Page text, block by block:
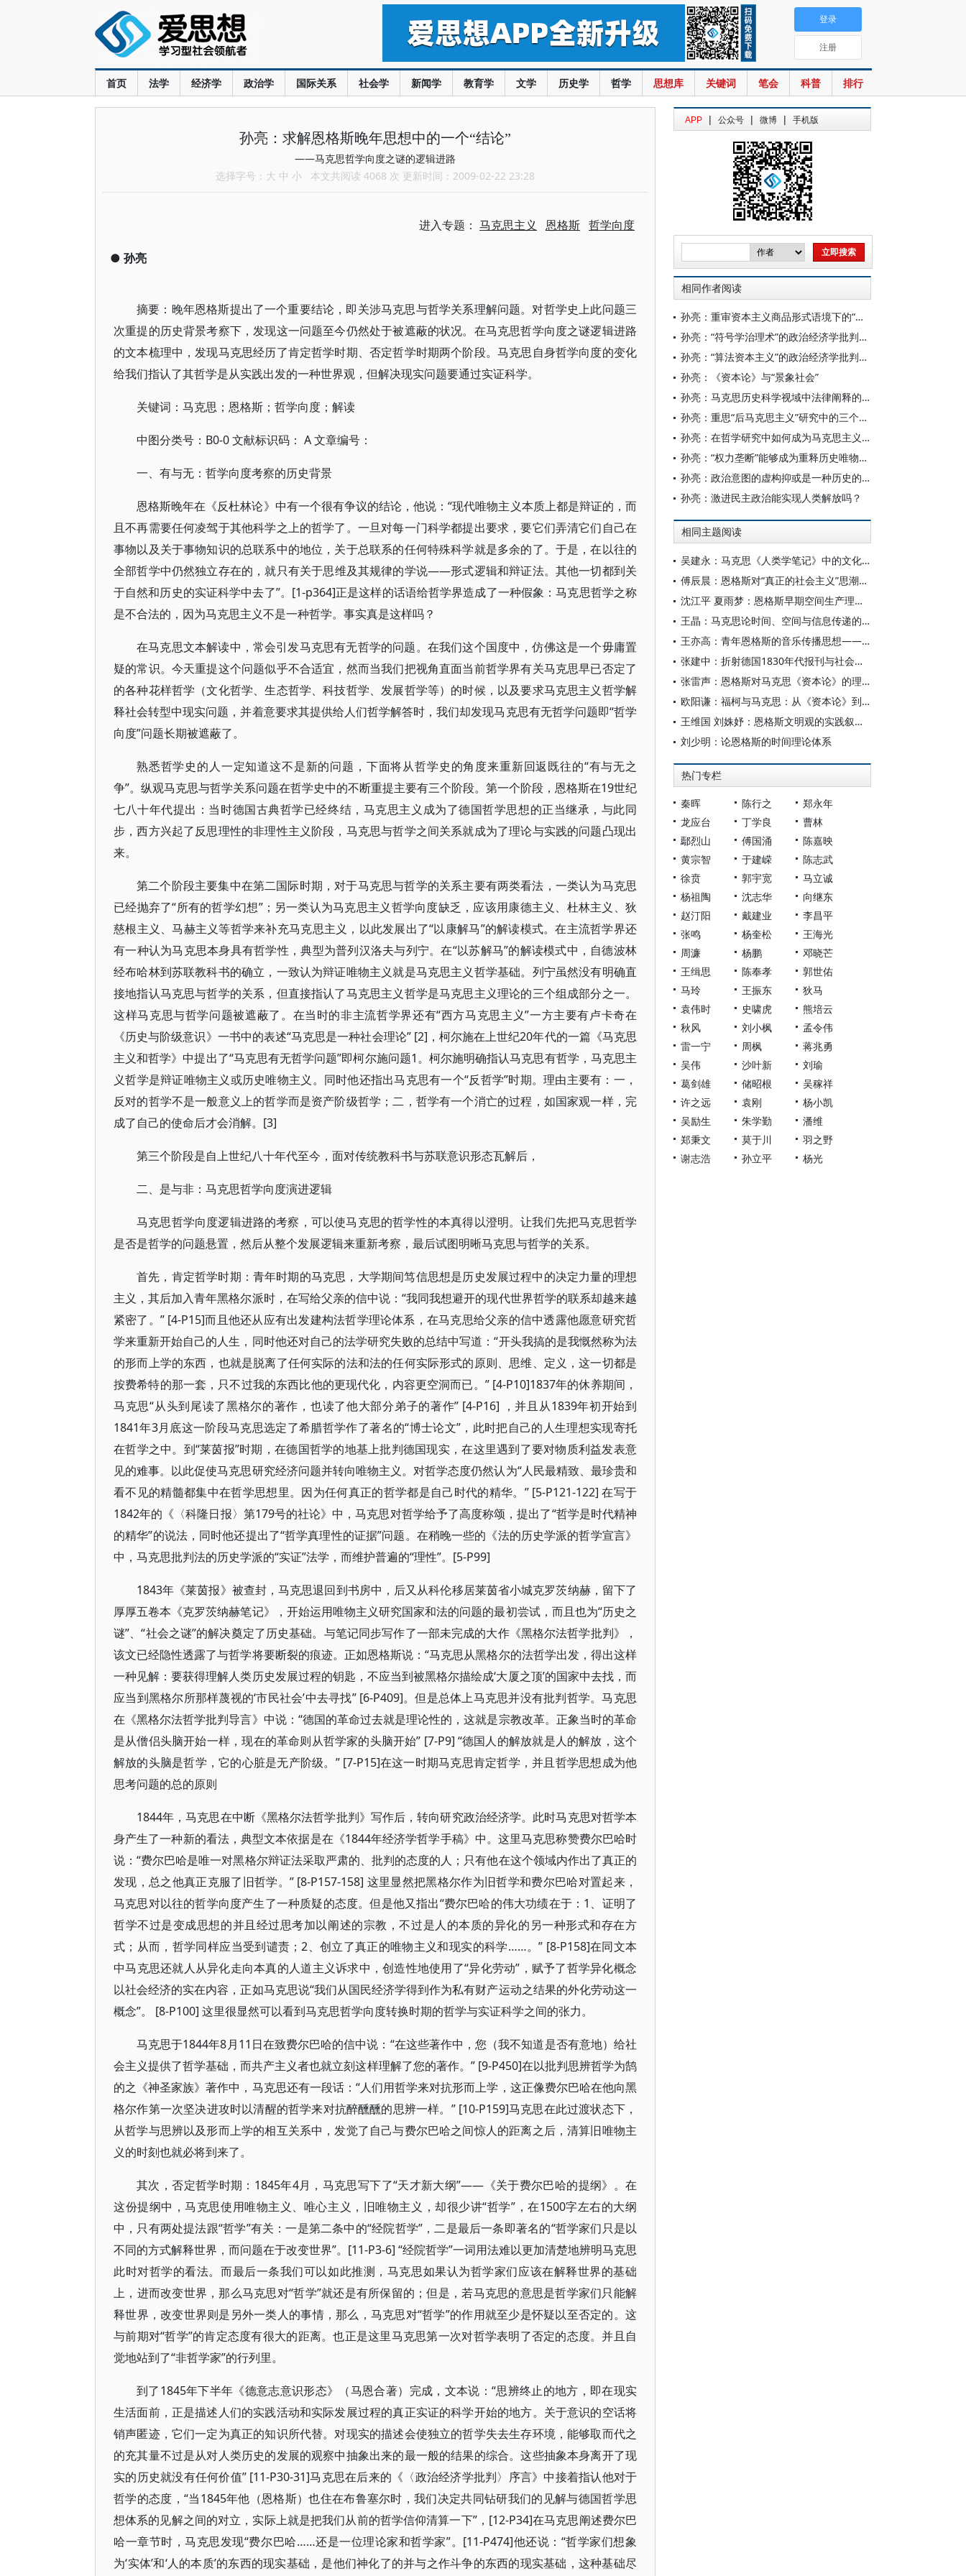
首页 法学 经济学 政治学 国际关系 社会学 新闻学 教育学 文学 历史学 哲学 思想库 关键词 笔会 科普 排行
登录
注册
孙亮：求解恩格斯晚年思想中的一个“结论”
——马克思哲学向度之谜的逻辑进路
选择字号： 大 中 小 本文共阅读 4068 次 更新时间：2009-02-22 23:28
进入专题： 马克思主义 恩格斯 哲学向度
● 孙亮
摘要：晚年恩格斯提出了一个重要结论，即关涉马克思与哲学关系理解问题。对哲学史上此问题三
次重提的历史背景考察下，发现这一问题至今仍然处于被遮蔽的状况。在马克思哲学向度之谜逻辑进路
的文本梳理中，发现马克思经历了肯定哲学时期、否定哲学时期两个阶段。马克思自身哲学向度的变化
给我们指认了其哲学是从实践出发的一种世界观，但解决现实问题要通过实证科学。
关键词：马克思；恩格斯；哲学向度；解读
中图分类号：B0-0 文献标识码： A 文章编号：
一、有与无：哲学向度考察的历史背景
恩格斯晚年在《反杜林论》中有一个很有争议的结论，他说：“现代唯物主义本质上都是辩证的，而
且不再需要任何凌驾于其他科学之上的哲学了。一旦对每一门科学都提出要求，要它们弄清它们自己在
事物以及关于事物知识的总联系中的地位，关于总联系的任何特殊科学就是多余的了。于是，在以往的
全部哲学中仍然独立存在的，就只有关于思维及其规律的学说——形式逻辑和辩证法。其他一切都到关
于自然和历史的实证科学中去了”。[1-p364]正是这样的话语给哲学界造成了一种假象：马克思哲学之称
是不合法的，因为马克思主义不是一种哲学。事实真是这样吗？
在马克思文本解读中，常会引发马克思有无哲学的问题。在我们这个国度中，仿佛这是一个毋庸置
疑的常识。今天重提这个问题似乎不合适宜，然而当我们把视角直面当前哲学界有关马克思早已否定了
的各种花样哲学（文化哲学、生态哲学、科技哲学、发展哲学等）的时候，以及要求马克思主义哲学解
释社会转型中现实问题，并着意要求其提供给人们哲学解答时，我们却发现马克思有无哲学问题即“哲学
向度”问题长期被遮蔽了。
熟悉哲学史的人一定知道这不是新的问题，下面将从哲学史的角度来重新回返既往的“有与无之
争”。纵观马克思与哲学关系问题在哲学史中的不断重提主要有三个阶段。第一个阶段，恩格斯在19世纪
七八十年代提出：当时德国古典哲学已经终结，马克思主义成为了德国哲学思想的正当继承，与此同
步，西方兴起了反思理性的非理性主义阶段，马克思与哲学之间关系就成为了理论与实践的问题凸现出
来。
第二个阶段主要集中在第二国际时期，对于马克思与哲学的关系主要有两类看法，一类认为马克思
已经抛弃了“所有的哲学幻想”；另一类认为马克思主义哲学向度缺乏，应该用康德主义、杜林主义、狄
慈根主义、马赫主义等哲学来补充马克思主义，以此发展出了“以康解马”的解读模式。在主流哲学界还
有一种认为马克思本身具有哲学性，典型为普列汉洛夫与列宁。在“以苏解马”的解读模式中，自德波林
经布哈林到苏联教科书的确立，一致认为辩证唯物主义就是马克思主义哲学基础。列宁虽然没有明确直
接地指认马克思与哲学的关系，但直接指认了马克思主义哲学是马克思主义理论的三个组成部分之一。
这样马克思与哲学问题被遮蔽了。在当时的非主流哲学界还有“西方马克思主义”一方主要有卢卡奇在
《历史与阶级意识》一书中的表述“马克思是一种社会理论” [2]，柯尔施在上世纪20年代的一篇《马克思
主义和哲学》中提出了“马克思有无哲学问题”即柯尔施问题1。柯尔施明确指认马克思有哲学，马克思主
义哲学是辩证唯物主义或历史唯物主义。同时他还指出马克思有一个“反哲学”时期。理由主要有：一，
反对的哲学不是一般意义上的哲学而是资产阶级哲学；二，哲学有一个消亡的过程，如国家观一样，完
成了自己的使命后才会消解。[3]
第三个阶段是自上世纪八十年代至今，面对传统教科书与苏联意识形态瓦解后，
二、是与非：马克思哲学向度演进逻辑
马克思哲学向度逻辑进路的考察，可以使马克思的哲学性的本真得以澄明。让我们先把马克思哲学
是否是哲学的问题悬置，然后从整个发展逻辑来重新考察，最后试图明晰马克思与哲学的关系。
首先，肯定哲学时期：青年时期的马克思，大学期间笃信思想是历史发展过程中的决定力量的理想
主义，其后加入青年黑格尔派时，在写给父亲的信中说：“我同我想避开的现代世界哲学的联系却越来越
紧密了。” [4-P15]而且他还从应有出发建构法哲学理论体系，在马克思给父亲的信中透露他愿意研究哲
学来重新开始自己的人生，同时他还对自己的法学研究失败的总结中写道：“开头我搞的是我慨然称为法
的形而上学的东西，也就是脱离了任何实际的法和法的任何实际形式的原则、思维、定义，这一切都是
按费希特的那一套，只不过我的东西比他的更现代化，内容更空洞而已。” [4-P10]1837年的休养期间，
马克思“从头到尾读了黑格尔的著作，也读了他大部分弟子的著作” [4-P16] ，并且从1839年初开始到
1841年3月底这一阶段马克思选定了希腊哲学作了著名的“博士论文”，此时把自己的人生理想实现寄托
在哲学之中。到“莱茵报”时期，在德国哲学的地基上批判德国现实，在这里遇到了要对物质利益发表意
见的难事。以此促使马克思研究经济问题并转向唯物主义。对哲学态度仍然认为“人民最精致、最珍贵和
看不见的精髓都集中在哲学思想里。因为任何真正的哲学都是自己时代的精华。” [5-P121-122] 在写于
1842年的《〈科隆日报〉第179号的社论》中，马克思对哲学给予了高度称颂，提出了“哲学是时代精神
的精华”的说法，同时他还提出了“哲学真理性的证据”问题。在稍晚一些的《法的历史学派的哲学宣言》
中，马克思批判法的历史学派的“实证”法学，而维护普遍的“理性”。[5-P99]
1843年《莱茵报》被查封，马克思退回到书房中，后又从科伦移居莱茵省小城克罗茨纳赫，留下了
厚厚五卷本《克罗茨纳赫笔记》，开始运用唯物主义研究国家和法的问题的最初尝试，而且也为“历史之
谜”、“社会之谜”的解决奠定了历史基础。与笔记同步写作了一部未完成的大作《黑格尔法哲学批判》，
该文已经隐性透露了与哲学将要断裂的痕迹。正如恩格斯说：“马克思从黑格尔的法哲学出发，得出这样
一种见解：要获得理解人类历史发展过程的钥匙，不应当到被黑格尔描绘成‘大厦之顶’的国家中去找，而
应当到黑格尔所那样蔑视的‘市民社会’中去寻找” [6-P409]。但是总体上马克思并没有批判哲学。马克思
在《黑格尔法哲学批判导言》中说：“德国的革命过去就是理论性的，这就是宗教改革。正象当时的革命
是从僧侣头脑开始一样，现在的革命则从哲学家的头脑开始” [7-P9] “德国人的解放就是人的解放，这个
解放的头脑是哲学，它的心脏是无产阶级。” [7-P15]在这一时期马克思肯定哲学，并且哲学思想成为他
思考问题的总的原则
1844年，马克思在中断《黑格尔法哲学批判》写作后，转向研究政治经济学。此时马克思对哲学本
身产生了一种新的看法，典型文本依据是在《1844年经济学哲学手稿》中。这里马克思称赞费尔巴哈时
说：“费尔巴哈是唯一对黑格尔辩证法采取严肃的、批判的态度的人；只有他在这个领域内作出了真正的
发现，总之他真正克服了旧哲学。” [8-P157-158] 这里显然把黑格尔作为旧哲学和费尔巴哈对置起来，
马克思对以往的哲学向度产生了一种质疑的态度。但是他又指出“费尔巴哈的伟大功绩在于：1、证明了
哲学不过是变成思想的并且经过思考加以阐述的宗教，不过是人的本质的异化的另一种形式和存在方
式；从而，哲学同样应当受到谴责；2、创立了真正的唯物主义和现实的科学……。” [8-P158]在同文本
中马克思还就人从异化走向本真的人道主义诉求中，创造性地使用了“异化劳动”，赋予了哲学异化概念
以社会经济的实在内容，正如马克思说“我们从国民经济学得到作为私有财产运动之结果的外化劳动这一
概念”。 [8-P100] 这里很显然可以看到马克思哲学向度转换时期的哲学与实证科学之间的张力。
马克思于1844年8月11日在致费尔巴哈的信中说：“在这些著作中，您（我不知道是否有意地）给社
会主义提供了哲学基础，而共产主义者也就立刻这样理解了您的著作。” [9-P450]在以批判思辨哲学为鹄
的之《神圣家族》著作中，马克思还有一段话：“人们用哲学来对抗形而上学，这正像费尔巴哈在他向黑
格尔作第一次坚决进攻时以清醒的哲学来对抗醉醺醺的思辨一样。” [10-P159]马克思在此过渡状态下，
从哲学与思辨以及形而上学的相互关系中，发觉了自己与费尔巴哈之间惊人的距离之后，清算旧唯物主
义的时刻也就必将到来了。
其次，否定哲学时期：1845年4月，马克思写下了“天才新大纲”——《关于费尔巴哈的提纲》。在
这份提纲中，马克思使用唯物主义、唯心主义，旧唯物主义，却很少讲“哲学”，在1500字左右的大纲
中，只有两处提法跟“哲学”有关：一是第二条中的“经院哲学”，二是最后一条即著名的“哲学家们只是以
不同的方式解释世界，而问题在于改变世界”。[11-P3-6] “经院哲学”一词用法难以更加清楚地辨明马克思
此时对哲学的看法。而最后一条我们可以如此推测，马克思如果认为哲学家们应该在解释世界的基础
上，进而改变世界，那么马克思对“哲学”就还是有所保留的；但是，若马克思的意思是哲学家们只能解
释世界，改变世界则是另外一类人的事情，那么，马克思对“哲学”的作用就至少是怀疑以至否定的。这
与前期对“哲学”的肯定态度有很大的距离。也正是这里马克思第一次对哲学表明了否定的态度。并且自
觉地站到了“非哲学家”的行列里。
到了1845年下半年《德意志意识形态》（马恩合著）完成，文本说：“思辨终止的地方，即在现实
生活面前，正是描述人们的实践活动和实际发展过程的真正实证的科学开始的地方。关于意识的空话将
销声匿迹，它们一定为真正的知识所代替。对现实的描述会使独立的哲学失去生存环境，能够取而代之
的充其量不过是从对人类历史的发展的观察中抽象出来的最一般的结果的综合。这些抽象本身离开了现
实的历史就没有任何价值” [11-P30-31]马克思在后来的《〈政治经济学批判〉序言》中接着指认他对于
哲学的态度，“当1845年他（恩格斯）也住在布鲁塞尔时，我们决定共同钻研我们的见解与德国哲学思
想体系的见解之间的对立，实际上就是把我们从前的哲学信仰清算一下”，[12-P34]在马克思阐述费尔巴
哈一章节时，马克思发现“费尔巴哈……还是一位理论家和哲学家”。[11-P474]他还说：“哲学家们想象
为‘实体’和‘人的本质’的东西的现实基础，是他们神化了的并与之作斗争的东西的现实基础，这种基础尽
APP | 公众号 | 微博 | 手机版
相同作者阅读
孙亮：重审资本主义商品形式语境下的“政治终结论”——对罗伯特·库尔茨观点的批判性阐释
孙亮：“符号学治理术”的政治经济学批判——反思拉扎拉托的“权力生产”及其抵抗方式
孙亮：“算法资本主义”的政治经济学批判阐释
孙亮：《资本论》与“景象社会”
孙亮：马克思历史科学视域中法律阐释的双重超越
孙亮：重思“后马克思主义”研究中的三个误区
孙亮：在哲学研究中如何成为马克思主义者
孙亮：“权力垄断”能够成为重释历史唯物主义阶级概念的根据吗？
孙亮：政治意图的虚构抑或是一种历史的真实
孙亮：激进民主政治能实现人类解放吗？
相同主题阅读
吴建永：马克思《人类学笔记》中的文化生活叙事及其启示
傅辰晨：恩格斯对“真正的社会主义”思潮的批判及其启示
沈江平 夏雨梦：恩格斯早期空间生产理论及其当代启示
王晶：马克思论时间、空间与信息传递的辩证关系——对《经济学手稿（1857—1858）》（资本的流通过程篇）的传播学考证
王亦高：青年恩格斯的音乐传播思想——恩格斯《莱茵省的节日》一文的考证研究
张建中：折射德国1830年代报刊与社会变迁的一面镜子——恩格斯《刊物》一文考证
张雷声：恩格斯对马克思《资本论》的理论贡献
欧阳谦：福柯与马克思：从《资本论》到权力谱系学
王维国 刘姝妤：恩格斯文明观的实践叙事探析
刘少明：论恩格斯的时间理论体系
热门专栏
秦晖 陈行之
郑永年
龙应台
丁学良
曹林
鄢烈山
傅国涌
陈嘉映
黄宗智
于建嵘
陈志武
徐贲
郭宇宽
马立诚
杨祖陶
沈志华
向继东
赵汀阳
戴建业
李昌平
张鸣
杨奎松
王海光
周濂
杨鹏
邓晓芒
王缉思
陈奉孝
郭世佑
马玲
王振东
狄马
袁伟时
史啸虎
熊培云
秋风
刘小枫
孟令伟
雷一宁
周枫
蒋兆勇
吴伟
沙叶新
刘瑜
葛剑雄
储昭根
吴稼祥
许之远
袁刚
杨小凯
吴励生
朱学勤
潘维
郑秉文
莫于川
羽之野
谢志浩
孙立平 杨光